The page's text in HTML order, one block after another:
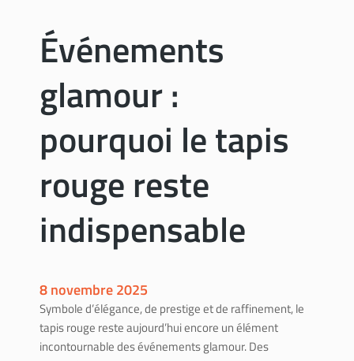
u
,
u
d
e
t
e
t
t
a
p
e
e
c
r
q
u
e
a
e
a
n
a
p
Événements
glamour :
pourquoi le tapis
rouge reste
indispensable
8 novembre 2025
Symbole d’élégance, de prestige et de raffinement, le
tapis rouge reste aujourd’hui encore un élément
incontournable des événements glamour. Des